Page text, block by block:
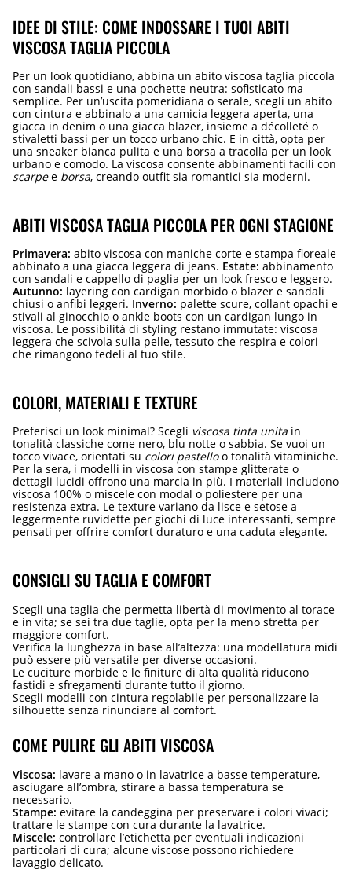
IDEE DI STILE: COME INDOSSARE I TUOI ABITI
VISCOSA TAGLIA PICCOLA
Per un look quotidiano, abbina un abito viscosa taglia piccola
con sandali bassi e una pochette neutra: sofisticato ma
semplice. Per un’uscita pomeridiana o serale, scegli un abito
con cintura e abbinalo a una camicia leggera aperta, una
giacca in denim o una giacca blazer, insieme a décolleté o
stivaletti bassi per un tocco urbano chic. E in città, opta per
una sneaker bianca pulita e una borsa a tracolla per un look
urbano e comodo. La viscosa consente abbinamenti facili con
scarpee borsa, creando outfit sia romantici sia moderni.
ABITI VISCOSA TAGLIA PICCOLA PER OGNI STAGIONE
Primavera: abito viscosa con maniche corte e stampa floreale
abbinato a una giacca leggera di jeans. Estate: abbinamento
con sandali e cappello di paglia per un look fresco e leggero.
Autunno: layering con cardigan morbido o blazer e sandali
chiusi o anfibi leggeri. Inverno: palette scure, collant opachi e
stivali al ginocchio o ankle boots con un cardigan lungo in
viscosa. Le possibilità di styling restano immutate: viscosa
leggera che scivola sulla pelle, tessuto che respira e colori
che rimangono fedeli al tuo stile.
COLORI, MATERIALI E TEXTURE
Preferisci un look minimal? Scegli viscosa tinta unita in
tonalità classiche come nero, blu notte o sabbia. Se vuoi un
tocco vivace, orientati su colori pastelloo tonalità vitaminiche.
Per la sera, i modelli in viscosa con stampe glitterate o
dettagli lucidi offrono una marcia in più. I materiali includono
viscosa 100% o miscele con modal o poliestere per una
resistenza extra. Le texture variano da lisce e setose a
leggermente ruvidette per giochi di luce interessanti, sempre
pensati per offrire comfort duraturo e una caduta elegante.
CONSIGLI SU TAGLIA E COMFORT
Scegli una taglia che permetta libertà di movimento al torace
e in vita; se sei tra due taglie, opta per la meno stretta per
maggiore comfort.
Verifica la lunghezza in base all’altezza: una modellatura midi
può essere più versatile per diverse occasioni.
Le cuciture morbide e le finiture di alta qualità riducono
fastidi e sfregamenti durante tutto il giorno.
Scegli modelli con cintura regolabile per personalizzare la
silhouette senza rinunciare al comfort.
COME PULIRE GLI ABITI VISCOSA
Viscosa: lavare a mano o in lavatrice a basse temperature,
asciugare all’ombra, stirare a bassa temperatura se
necessario.
Stampe: evitare la candeggina per preservare i colori vivaci;
trattare le stampe con cura durante la lavatrice.
Miscele: controllare l’etichetta per eventuali indicazioni
particolari di cura; alcune viscose possono richiedere
lavaggio delicato.